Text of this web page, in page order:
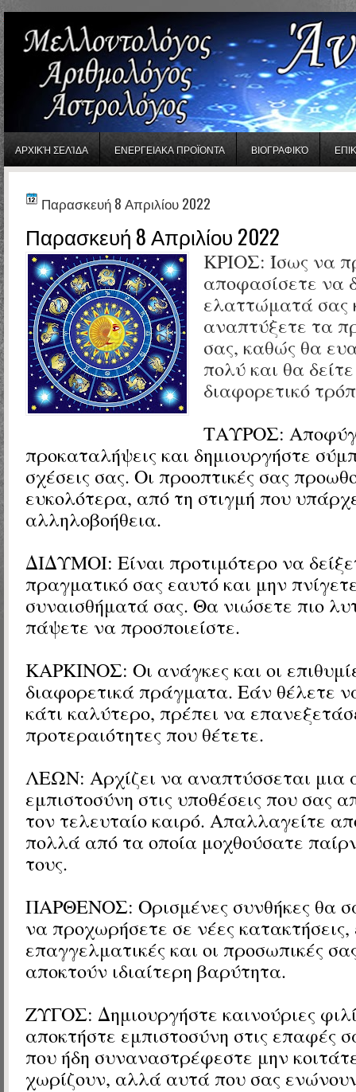
ΑΡΧΙΚΉ ΣΕΛΊΔΑ ΕΝΕΡΓΕΙΑΚΑ ΠΡΟΪΟΝΤΑ ΒΙΟΓΡΑΦΙΚΌ
Παρασκευή 8 Απριλίου 2022
Παρασκευή 8 Απριλίου 2022
ΚΡΙΟΣ: Ίσως να
αποφασίσετε να
ελαττώματά σας
αναπτύξετε τα
σας, καθώς θα
πολύ και θα
διαφορετικό
ΤΑΥΡΟΣ:
προκαταλήψεις και δημιουργήστε
σχέσεις σας. Οι προοπτικές σας
ευκολότερα, από τη στιγμή που
αλληλοβοήθεια.
ΔΙΔΥΜΟΙ: Είναι προτιμότερο να
πραγματικό σας εαυτό και μην
συναισθήματά σας. Θα νιώσετε πιο
πάψετε να προσποιείστε.
ΚΑΡΚΙΝΟΣ: Οι ανάγκες και οι
διαφορετικά πράγματα. Εάν θέλετε
κάτι καλύτερο, πρέπει να
προτεραιότητες που θέτετε.
ΛΕΩΝ: Αρχίζει να αναπτύσσεται μια
εμπιστοσύνη στις υποθέσεις που σας
τον τελευταίο καιρό. Απαλλαγείτε
πολλά από τα οποία μοχθούσατε
τους.
ΠΑΡΘΕΝΟΣ: Ορισμένες συνθήκες θα
να προχωρήσετε σε νέες κατακτήσεις,
επαγγελματικές και οι προσωπικές
αποκτούν ιδιαίτερη βαρύτητα.
ΖΥΓΟΣ: Δημιουργήστε καινούριες
αποκτήστε εμπιστοσύνη στις επαφές
που ήδη συναναστρέφεστε μην
χωρίζουν, αλλά αυτά που σας